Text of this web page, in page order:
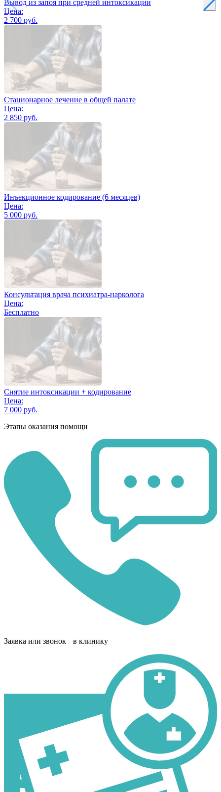
Вывод из запоя при средней интоксикации
Цена:
2 700 руб.
Стационарное лечение в общей палате
Цена:
2 850 руб.
Инъекционное кодирование (6 месяцев)
Цена:
5 000 руб.
Консультация врача психиатра-нарколога
Цена:
Бесплатно
Снятие интоксикации + кодирование
Цена:
7 000 руб.
Этапы оказания помощи
Заявка или звонок в клинику